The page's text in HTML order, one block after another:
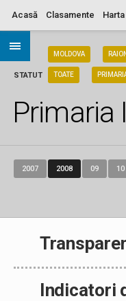
Acasă Clasamente Harta
STATUT
MOLDOVA
TOATE
Primaria
2007 2008 09 10
Indicatori